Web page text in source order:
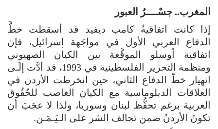
المغرب.. جسْــــرُ العبور
إذا كانت اتفاقيةُ كامب ديفيد قد أسقطت خطَّ
الدفاع العربي الأول في مواجَهة إسرائيل، فإن
اتفاقية أوسلو الموقَّعة بين الكيان الصهيوني
ومنظمة التحرير الفلسطينية في 1993، قد أدَّت إلَـى
انهيار خطّ الدفاع الثاني، حين انخرطت الأردن في
العلاقات الدبلوماسية مع الكيان الغاصب للحُقُوق
العربية برغم تحفُّظ لبنان وسوريا، ولذا لا عجَبَ أن
تكونَ الأردنُ ضمن تحالف الشر على الـيَـمَـن.